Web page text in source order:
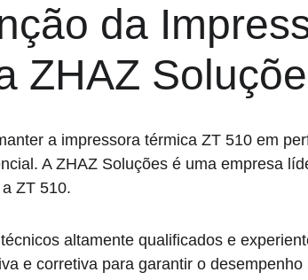
da
ZHAZ
a impressora térmica ZT 510 em
A ZHAZ Soluções é uma empresa
ZT 510.
altamente qualificados e
e corretiva para garantir o